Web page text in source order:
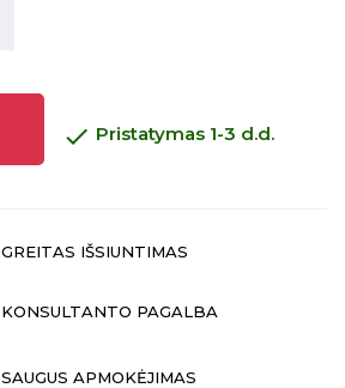
 Pristatymas 1-3 d.d.
GREITAS IŠSIUNTIMAS
KONSULTANTO PAGALBA
SAUGUS APMOKĖJIMAS